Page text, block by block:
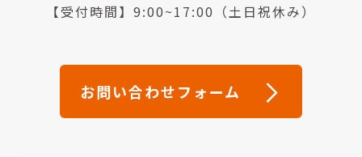
【受付時間】9:00~17:00（土日祝休み）
お問い合わせフォーム